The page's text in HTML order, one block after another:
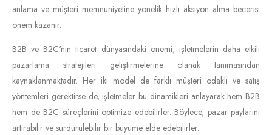
anlama ve müşteri memnuniyetine yönelik hızlı aksiyon alma becerisi
önem kazanır.
B2B ve B2C'nin ticaret dünyasındaki önemi, işletmelerin daha etkili
pazarlama stratejileri geliştirmelerine olanak tanımasından
kaynaklanmaktadır. Her iki model de farklı müşteri odaklı ve satış
yöntemleri gerektirse de, işletmeler bu dinamikleri anlayarak hem B2B
hem de B2C süreçlerini optimize edebilirler. Böylece, pazar paylarını
artırabilir ve sürdürülebilir bir büyüme elde edebilirler.